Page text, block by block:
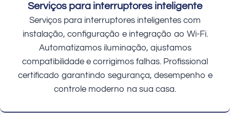
Serviços para interruptores inteligente
Serviços para interruptores inteligentes com
instalação, configuração e integração ao Wi-Fi.
Automatizamos iluminação, ajustamos
compatibilidade e corrigimos falhas. Profissional
certificado garantindo segurança, desempenho e
controle moderno na sua casa.